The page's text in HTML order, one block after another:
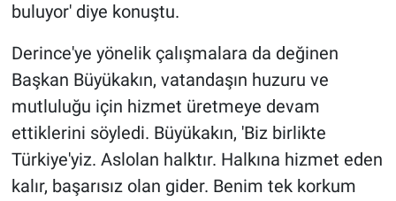
buluyor' diye konuştu.
Derince'ye yönelik çalışmalara da değinen
Başkan Büyükakın, vatandaşın huzuru ve
mutluluğu için hizmet üretmeye devam
ettiklerini söyledi. Büyükakın, 'Biz birlikte
Türkiye'yiz. Aslolan halktır. Halkına hizmet eden
kalır, başarısız olan gider. Benim tek korkum